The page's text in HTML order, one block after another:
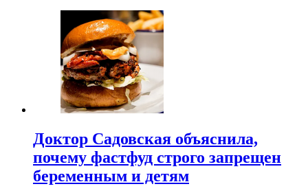
Доктор Садовская объяснила,
почему фастфуд строго запрещен
беременным и детям